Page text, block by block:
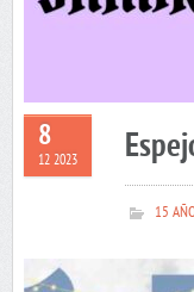
8
12 2023
15